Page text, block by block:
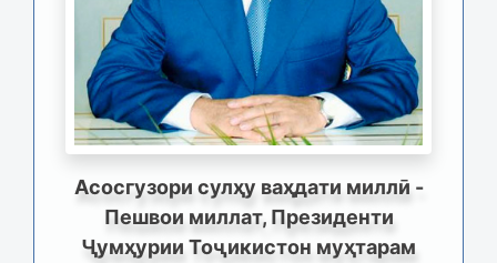
Асосгузори сулҳу ваҳдати миллӣ -
Пешвои миллат, Президенти
Ҷумҳурии Тоҷикистон муҳтарам